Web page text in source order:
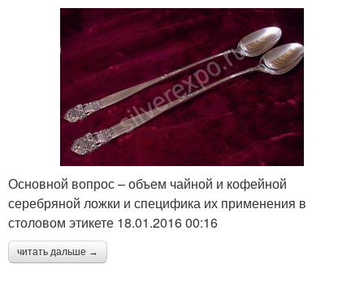
Основной вопрос – объем чайной и кофейной
серебряной ложки и специфика их применения в
столовом этикете 18.01.2016 00:16
читать дальше →